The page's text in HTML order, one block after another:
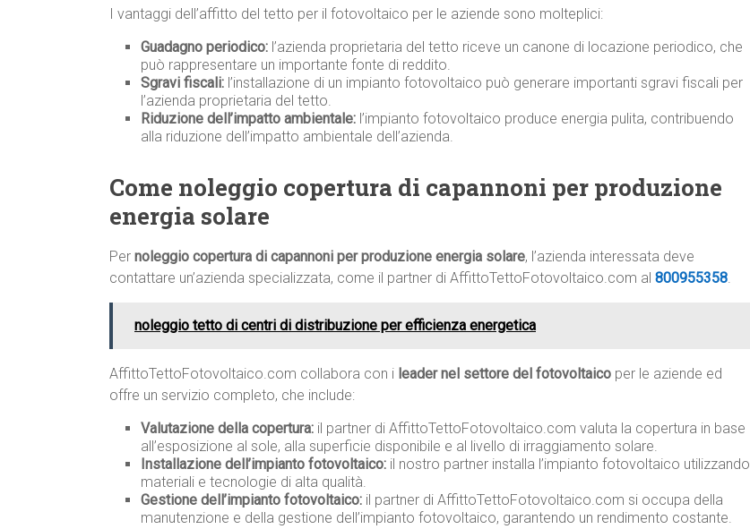
I vantaggi dell’affitto del tetto per il fotovoltaico per le aziende sono molteplici:
Guadagno periodico: l’azienda proprietaria del tetto riceve un canone di locazione periodico, che
può rappresentare un importante fonte di reddito.
Sgravi fiscali: l’installazione di un impianto fotovoltaico può generare importanti sgravi fiscali per
l’azienda proprietaria del tetto.
Riduzione dell’impatto ambientale: l’impianto fotovoltaico produce energia pulita, contribuendo
alla riduzione dell’impatto ambientale dell’azienda.
Come noleggio copertura di capannoni per produzione
energia solare
Per noleggio copertura di capannoni per produzione energia solare, l’azienda interessata deve
contattare un’azienda specializzata, come il partner di AffittoTettoFotovoltaico.com al 800955358.
noleggio tetto di centri di distribuzione per efficienza energetica
AffittoTettoFotovoltaico.com collabora con i leader nel settore del fotovoltaico per le aziende ed
offre un servizio completo, che include:
Valutazione della copertura: il partner di AffittoTettoFotovoltaico.com valuta la copertura in base
all’esposizione al sole, alla superficie disponibile e al livello di irraggiamento solare.
Installazione dell’impianto fotovoltaico: il nostro partner installa l’impianto fotovoltaico utilizzando
materiali e tecnologie di alta qualità.
Gestione dell’impianto fotovoltaico: il partner di AffittoTettoFotovoltaico.com si occupa della
manutenzione e della gestione dell’impianto fotovoltaico, garantendo un rendimento costante.